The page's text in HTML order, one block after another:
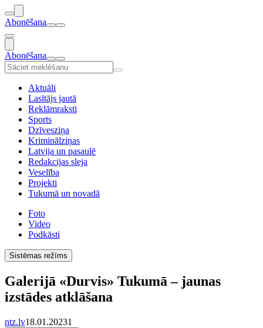
Abonēšana
Abonēšana
Aktuāli
Lasītājs jautā
Reklāmraksti
Sports
Dzīvesziņa
Kriminālziņas
Latvija un pasaulē
Redakcijas sleja
Veselība
Projekti
Tukumā un novadā
Foto
Video
Podkāsti
Sistēmas režīms
Galerijā «Durvis» Tukumā – jaunas
izstādes atklāšana
ntz.lv18.01.20231